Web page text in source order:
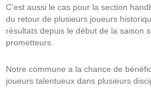
C’est aussi le cas pour la section
du retour de plusieurs joueurs
résultats depuis le début de la saison
prometteurs.
Notre commune a la chance de
joueurs talentueux dans plusieurs